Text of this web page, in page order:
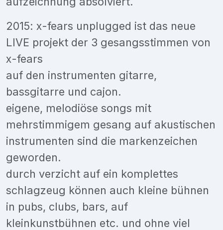
2015: x-fears unplugged ist das neue
LIVE projekt der 3 gesangsstimmen von
x-fears
auf den instrumenten gitarre,
bassgitarre und cajon.
eigene, melodiöse songs mit
mehrstimmigem gesang auf akustischen
instrumenten sind die markenzeichen
geworden.
durch verzicht auf ein komplettes
schlagzeug können auch kleine bühnen
in pubs, clubs, bars, auf
kleinkunstbühnen etc. und ohne viel